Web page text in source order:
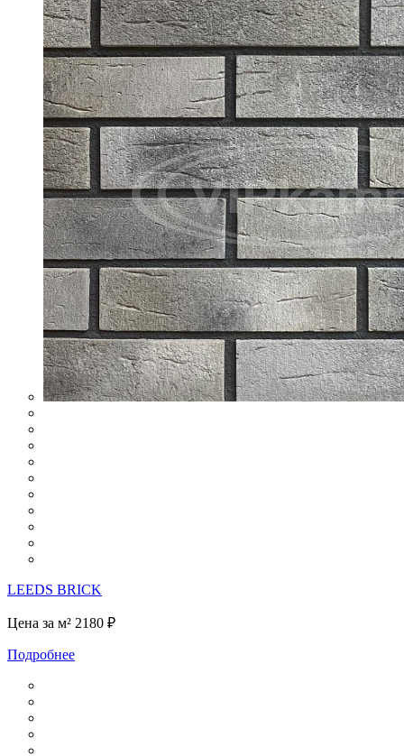
LEEDS BRICK
Цена за м² 2180 ₽
Подробнее